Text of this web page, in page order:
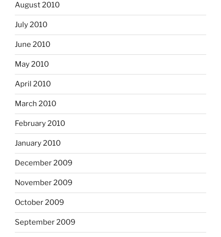
August 2010
July 2010
June 2010
May 2010
April 2010
March 2010
February 2010
January 2010
December 2009
November 2009
October 2009
September 2009